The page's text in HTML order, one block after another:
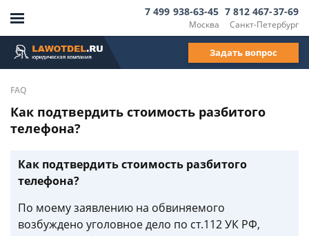
Москва
7 499 938-63-45
Санкт-Петербург
7 812 467-37-69
Задать вопрос
FAQ
Как подтвердить стоимость разбитого
телефона?
Как подтвердить стоимость разбитого
телефона?
По моему заявлению на обвиняемого
возбуждено уголовное дело по ст.112 УК РФ,